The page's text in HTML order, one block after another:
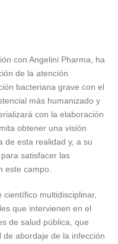
con Angelini Pharma, ha
de la atención
bacteriana grave con el
más humanizado y
con la elaboración
obtener una visión
de esta realidad y, a su
satisfacer las
este campo.
multidisciplinar,
que intervienen en el
de salud pública, que
abordaje de la infección